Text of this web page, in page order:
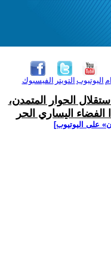
الفيسبوك التويتر اليوتيوب
الحوار المتمدن،
اليساري الحر
على اليوتيوب]